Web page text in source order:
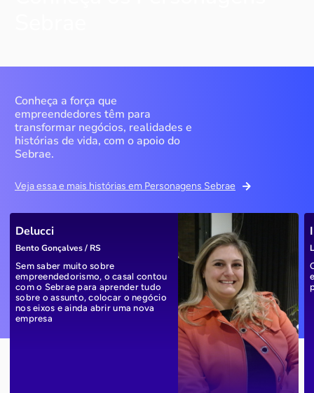
Conheça a força que
empreendedores têm para
transformar negócios, realidades e
histórias de vida, com o apoio do
Sebrae.
Veja essa e mais histórias em Personagens Sebrae
Delucci
Bento Gonçalves / RS
Sem saber muito sobre
empreendedorismo, o casal contou
com o Sebrae para aprender tudo
sobre o assunto, colocar o negócio
nos eixos e ainda abrir uma nova
empresa